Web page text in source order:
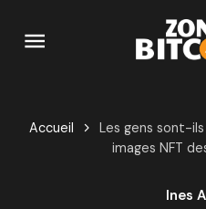
Accueil
Les gens sont-
images NFT
Ines